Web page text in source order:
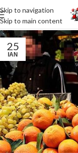
Skip to navigation
Skip to main content
25
ΙΑΝ